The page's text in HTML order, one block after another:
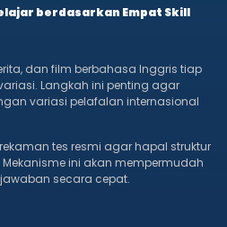
berdasarkan Empat Skill
dan film berbahasa Inggris tiap
Langkah ini penting agar
variasi pelafalan internasional
tes resmi agar hapal struktur
ini akan mempermudah
secara cepat.